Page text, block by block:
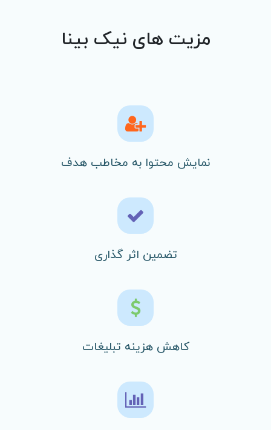
مزیت های نیک بینا
نمایش محتوا به مخاطب هدف
تضمین اثر گذاری
کاهش هزینه تبلیغات